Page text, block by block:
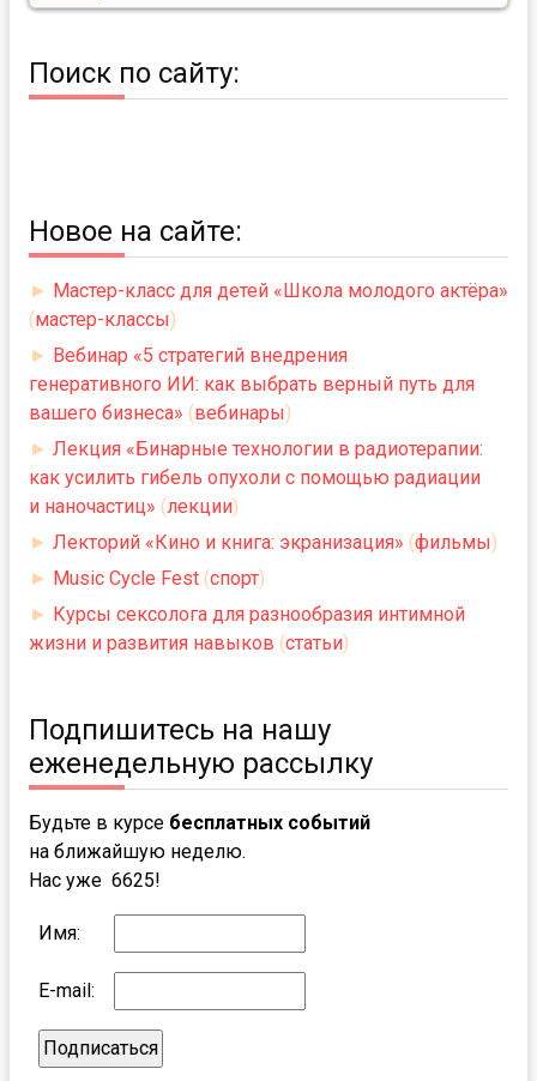
Поиск по сайту:
Новое на сайте:
► Мастер-класс для детей «Школа молодого актёра»
(мастер-классы)
► Вебинар «5 стратегий внедрения
генеративного ИИ: как выбрать верный путь для
вашего бизнеса» (вебинары)
► Лекция «Бинарные технологии в радиотерапии:
как усилить гибель опухоли с помощью радиации
и наночастиц» (лекции)
► Лекторий «Кино и книга: экранизация» (фильмы)
► Music Cycle Fest (спорт)
► Курсы сексолога для разнообразия интимной
жизни и развития навыков (статьи)
Подпишитесь на нашу
еженедельную рассылку
Будьте в курсе бесплатных событий
на ближайшую неделю.
Нас уже 6625!
Имя:
E-mail: